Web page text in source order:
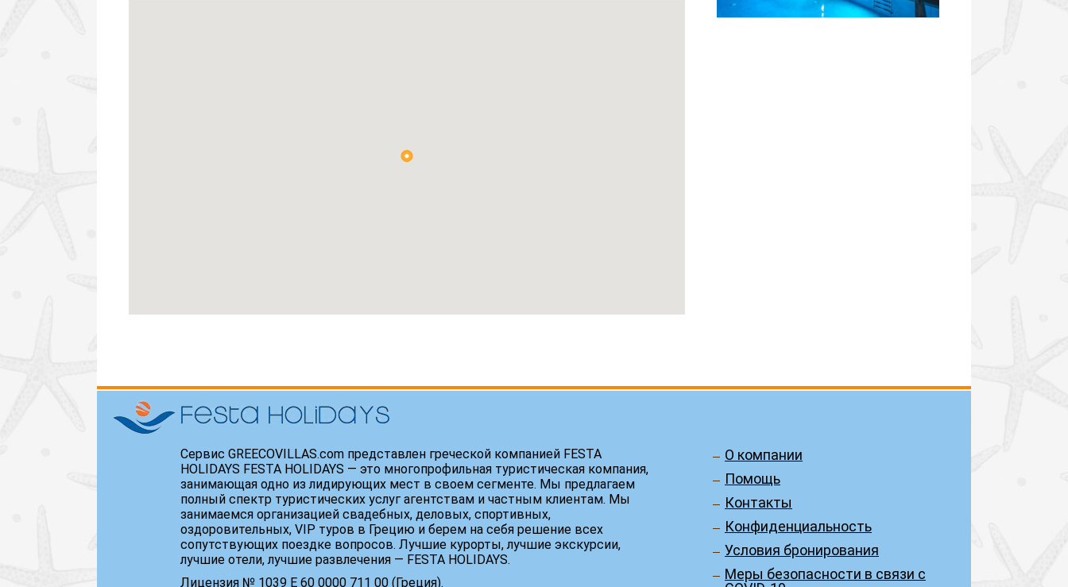
Сервис GREECOVILLAS.com представлен греческой компанией FESTA
HOLIDAYS FESTA HOLIDAYS — это многопрофильная туристическая компания,
занимающая одно из лидирующих мест в своем сегменте. Мы предлагаем
полный спектр туристических услуг агентствам и частным клиентам. Мы
занимаемся организацией свадебных, деловых, спортивных,
оздоровительных, VIP туров в Грецию и берем на себя решение всех
сопутствующих поездке вопросов. Лучшие курорты, лучшие экскурсии,
лучшие отели, лучшие развлечения — FESTA HOLIDAYS.
Лицензия № 1039 Е 60 0000 711 00 (Греция).
О компании
Помощь
Контакты
Конфиденциальность
Условия бронирования
Меры безопасности в связи с